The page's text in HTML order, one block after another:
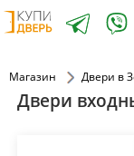
Магазин Двери в
Двери